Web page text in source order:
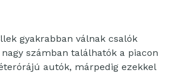
gyakrabban válnak csalók
számban találhatók a piacon
autók, márpedig ezekkel